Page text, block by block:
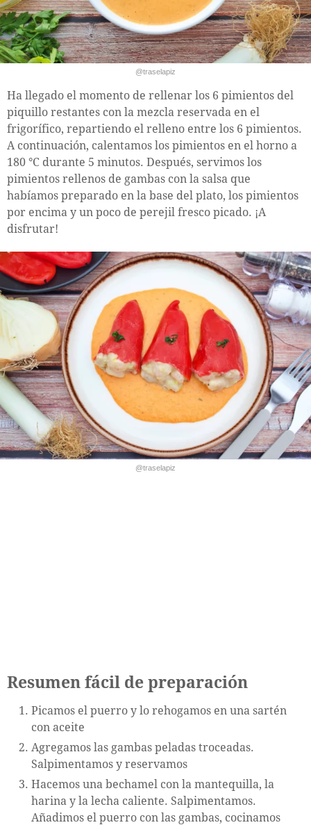
@traselapiz
Ha llegado el momento de rellenar los 6 pimientos del
piquillo restantes con la mezcla reservada en el
frigorífico, repartiendo el relleno entre los 6 pimientos.
A continuación, calentamos los pimientos en el horno a
180 °C durante 5 minutos. Después, servimos los
pimientos rellenos de gambas con la salsa que
habíamos preparado en la base del plato, los pimientos
por encima y un poco de perejil fresco picado. ¡A
disfrutar!
@traselapiz
Resumen fácil de preparación
Picamos el puerro y lo rehogamos en una sartén
con aceite
Agregamos las gambas peladas troceadas.
Salpimentamos y reservamos
Hacemos una bechamel con la mantequilla, la
harina y la lecha caliente. Salpimentamos.
Añadimos el puerro con las gambas, cocinamos